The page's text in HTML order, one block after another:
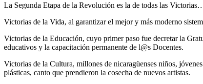
La Segunda Etapa de la Revolución es la de todas las
Victorias de la Vida, al garantizar el mejor y más moderno
Victorias de la Educación, cuyo primer paso fue decretar la
educativos y la capacitación permanente de l@s Docentes.
Victorias de la Cultura, millones de nicaragüenses niños,
plásticas, canto que prendieron la cosecha de nuevos artistas.